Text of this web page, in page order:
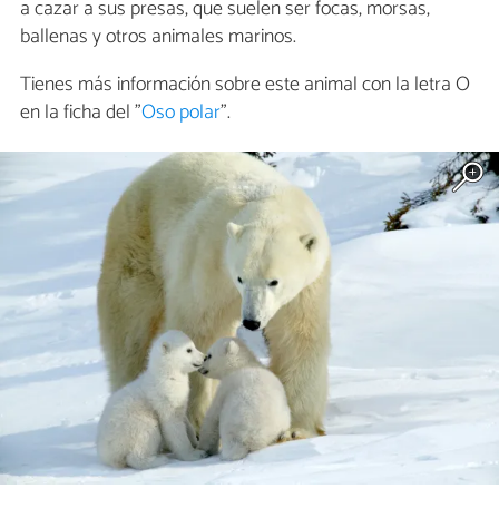
a cazar a sus presas, que suelen ser focas, morsas,
ballenas y otros animales marinos.
Tienes más información sobre este animal con la letra O
en la ficha del "Oso polar".